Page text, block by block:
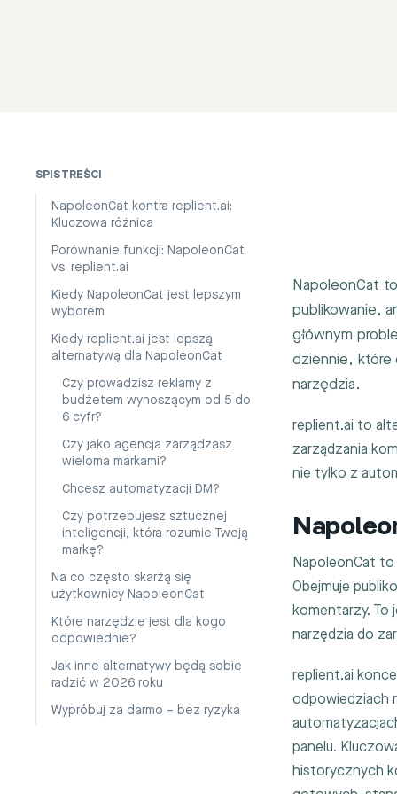
SPIS TREŚCI
NapoleonCat kontra replient.ai:
Kluczowa różnica
Porównanie funkcji: NapoleonCat
vs. replient.ai
Kiedy NapoleonCat jest lepszym
wyborem
Kiedy replient.ai jest lepszą
alternatywą dla NapoleonCat
Czy prowadzisz reklamy z
budżetem wynoszącym od 5 do
6 cyfr?
Czy jako agencja zarządzasz
wieloma markami?
Chcesz automatyzacji DM?
Czy potrzebujesz sztucznej
inteligencji, która rozumie Twoją
markę?
Na co często skarżą się
użytkownicy NapoleonCat
Które narzędzie jest dla kogo
odpowiednie?
Jak inne alternatywy będą sobie
radzić w 2026 roku
Wypróbuj za darmo – bez ryzyka
NapoleonCat
publikowanie,
głównym
dziennie, które
narzędzia.
replient.ai to
zarządzania
nie tylko z
NapoleonCat
Obejmuje
komentarzy. To
narzędzia do
replient.ai
odpowiedziach
panelu.
historycznych